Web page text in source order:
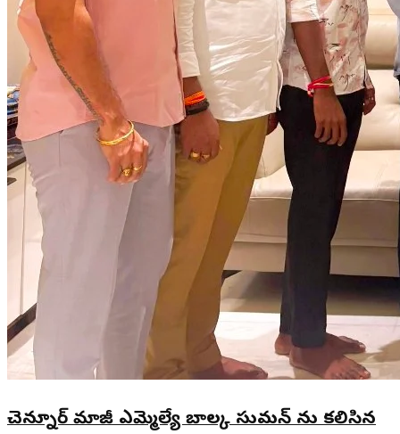
చెన్నూర్ మాజీ ఎమ్మెల్యే బాల్క సుమన్ ను కలిసిన